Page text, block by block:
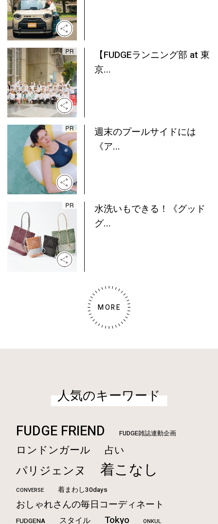
【FUDGEランニング部 at 東
京...
週末のプールサイドには
《ア...
水洗いもできる！《グッド
グ...
MORE
人気のキーワード
FUDGE FRIEND FUDGE雑誌連動企画
ロンドンガール 占い
パリジェンヌ 着こなし
CONVERSE 着まわし30days
おしゃれさんの毎日コーディネート
FUDGENA スタイル Tokyo ONKUL